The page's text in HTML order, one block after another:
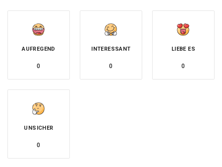
AUFREGEND
0
INTERESSANT
0
LIEBE ES
0
UNSICHER
0